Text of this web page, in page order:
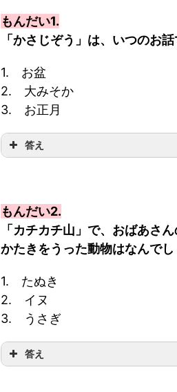
もんだい1.
「かさじぞう」は、いつのお
1. お盆
2. 大みそか
3. お正月
答え
もんだい2.
「カチカチ山」で、おばあさ
かたきをうった動物はなんで
1. たぬき
2. イヌ
3. うさぎ
答え